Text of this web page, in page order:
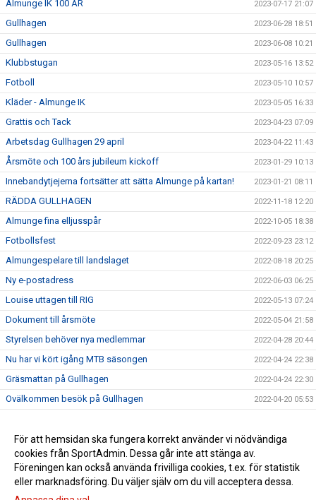
Almunge IK 100 ÅR 2023-07-17 21:07
Gullhagen 2023-06-28 18:51
Gullhagen 2023-06-08 10:21
Klubbstugan 2023-05-16 13:52
Fotboll 2023-05-10 10:57
Kläder - Almunge IK 2023-05-05 16:33
Grattis och Tack 2023-04-23 07:09
Arbetsdag Gullhagen 29 april 2023-04-22 11:43
Årsmöte och 100 års jubileum kickoff 2023-01-29 10:13
Innebandytjejerna fortsätter att sätta Almunge på kartan! 2023-01-21 08:11
RÄDDA GULLHAGEN 2022-11-18 12:20
Almunge fina elljusspår 2022-10-05 18:38
Fotbollsfest 2022-09-23 23:12
Almungespelare till landslaget 2022-08-18 20:25
Ny e-postadress 2022-06-03 06:25
Louise uttagen till RIG 2022-05-13 07:24
Dokument till årsmöte 2022-05-04 21:58
Styrelsen behöver nya medlemmar 2022-04-28 20:44
Nu har vi kört igång MTB säsongen 2022-04-24 22:38
Gräsmattan på Gullhagen 2022-04-24 22:30
Ovälkommen besök på Gullhagen 2022-04-20 05:53
Juni Söderström från Almunge IK till U19 landslagsläger! 2021-06-15 09:32
Nyklippt! 2021-06-14 09:34
För att hemsidan ska fungera korrekt använder vi nödvändiga
cookies från SportAdmin. Dessa går inte att stänga av.
Föreningen kan också använda frivilliga cookies, t.ex. för statistik
eller marknadsföring. Du väljer själv om du vill acceptera dessa.